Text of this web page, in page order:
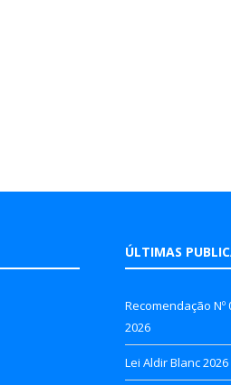
ÚLTIMAS
Recomendação Nº
2026
Lei Aldir Blanc 2026